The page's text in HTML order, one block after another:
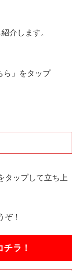
介します。
ら」をタップ
タップして立ち上
ぞ！
ラ！